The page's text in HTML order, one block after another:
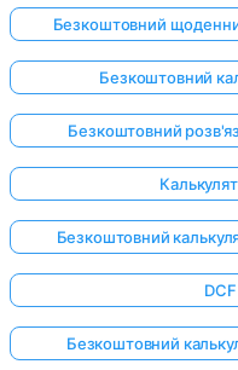
Безкоштовний
Безкоштовний
Безкоштовний
Безкоштовний
Безкоштовний